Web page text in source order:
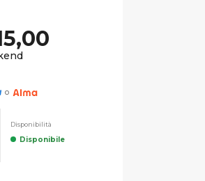
o
Disponibilità
Disponibile